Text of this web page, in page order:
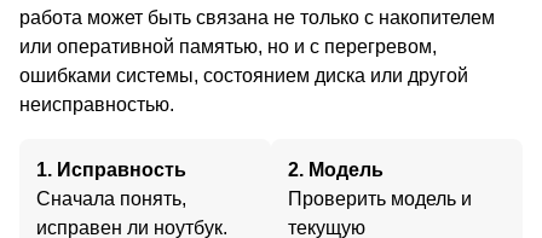
работа может быть связана не только с накопителем
или оперативной памятью, но и с перегревом,
ошибками системы, состоянием диска или другой
неисправностью.
1. Исправность
Сначала понять,
исправен ли ноутбук.
2. Модель
Проверить модель и
текущую